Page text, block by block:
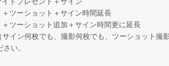
ツーショット＋サイン時間延長
ツーショット追加＋サイン時間更に延長
イン何枚でも、撮影何枚でも、ツーショット撮
い。